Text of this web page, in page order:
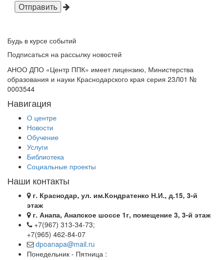
Будь в курсе событий
Подписаться на рассылку новостей
АНОО ДПО «Центр ППК» имеет лицензию, Министерства
образования и науки Краснодарского края серия 23Л01 №
0003544
Навигация
О центре
Новости
Обучение
Услуги
Библиотека
Социальные проекты
Наши контакты
г. Краснодар, ул. им.Кондратенко Н.И., д.15, 3-й
этаж
г. Анапа, Анапское шоссе 1г, помещение 3, 3-й этаж
+7(967) 313-34-73;
+7(965) 462-84-07
dpoanapa@mail.ru
Понедельник - Пятница :